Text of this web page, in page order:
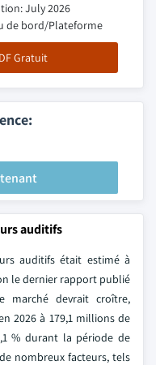
July 2026
de bord/Plateforme
Gratuit
auditifs
auditifs était estimé à
le dernier rapport publié
marché devrait croître,
2026 à 179,1 millions de
% durant la période de
nombreux facteurs, tels